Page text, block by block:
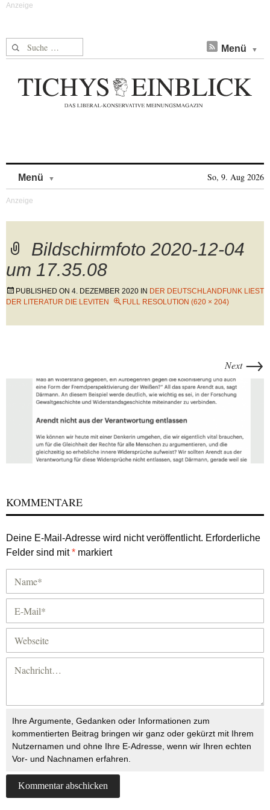
Suche nach: Menü
Menü So, 9. Aug 2026
Bildschirmfoto 2020-12-04
um 17.35.08
PUBLISHED ON 4. DEZEMBER 2020 IN DER DEUTSCHLANDFUNK LIEST
DER LITERATUR DIE LEVITEN
FULL RESOLUTION (620 × 204)
Next →
KOMMENTARE
Deine E-Mail-Adresse wird nicht veröffentlicht. Erforderliche
Felder sind mit* markiert
Ihre Argumente, Gedanken oder Informationen zum
kommentierten Beitrag bringen wir ganz oder gekürzt mit Ihrem
Nutzernamen und ohne Ihre E-Adresse, wenn wir Ihren echten
Vor- und Nachnamen erfahren.